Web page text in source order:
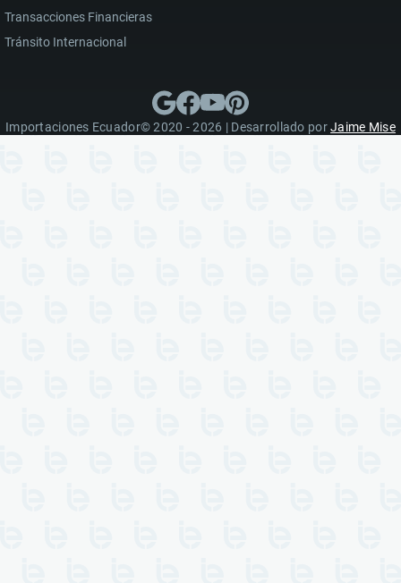
Transacciones Financieras
Tránsito Internacional
Importaciones Ecuador© 2020 - 2026 | Desarrollado porJaime Mise